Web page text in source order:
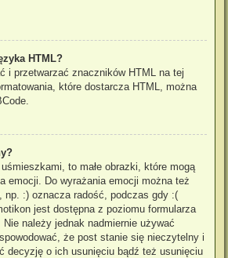
HTML?
i przetwarzać znaczników HTML na tej
które dostarcza HTML, można
to małe obrazki, które mogą
emocji. Do wyrażania emocji można też
np. :) oznacza radość, podczas gdy :(
jest dostępna z poziomu formularza
należy jednak nadmiernie używać
że post stanie się nieczytelny i
decyzję o ich usunięciu bądź też usunięciu